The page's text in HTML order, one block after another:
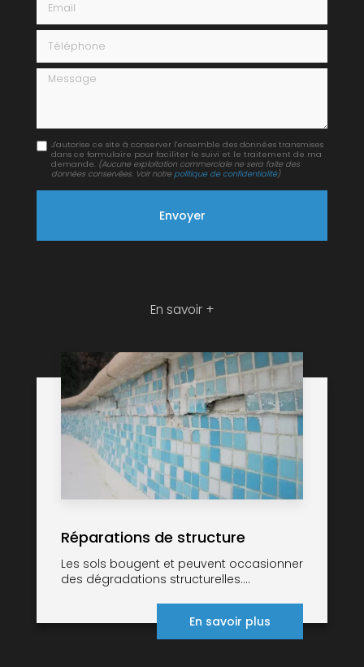
Message
J'autorise ce site à conserver l'ensemble des données transmises
dans ce formulaire pour faciliter le suivi et le traitement de ma
demande. (Aucune exploitation commerciale ne sera faite des
données conservées. Voir notre politique de confidentialité)
En savoir +
Réparations de structure
Les sols bougent et peuvent occasionner
des dégradations structurelles....
En savoir plus